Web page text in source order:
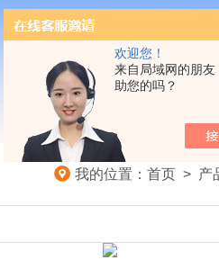
欢迎您！
来自局域网的朋
助您的吗？
我的位置： 首页 > 产